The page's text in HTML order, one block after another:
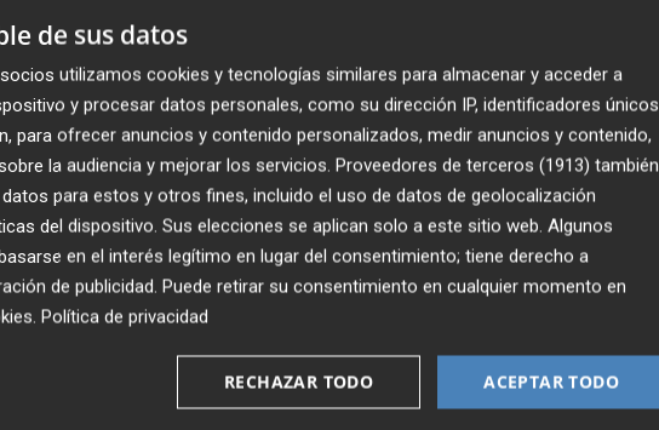
quiere dejar buena imagen en su
Ciutat
consuma su descenso
de sus datos
utilizamos cookies y tecnologías similares para almacenar y acceder a
y procesar datos personales, como su dirección IP, identificadores únicos
para ofrecer anuncios y contenido personalizados, medir anuncios y contenido,
la audiencia y mejorar los servicios. Proveedores de terceros (1913) también
para estos y otros fines, incluido el uso de datos de geolocalización
del dispositivo. Sus elecciones se aplican solo a este sitio web. Algunos
en el interés legítimo en lugar del consentimiento; tiene derecho a
de publicidad. Puede retirar su consentimiento en cualquier momento en
. Política de privacidad
ACEPTAR TODO
RECHAZAR TODO